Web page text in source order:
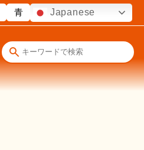
青 Japanese